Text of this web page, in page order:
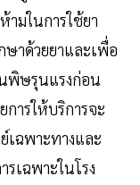
มในการใช้ยา
าด้วยยาและเพื่อ
พิษรุนแรงก่อน
การให้บริการจะ
เฉพาะทางและ
เฉพาะในโรง